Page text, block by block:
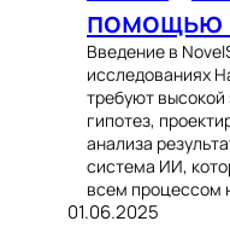
помощью
Введение в
исследованиях
требуют высокой
гипотез,
анализа
система ИИ,
всем процессом
01.06.2025